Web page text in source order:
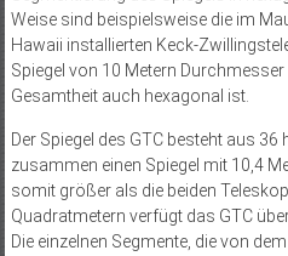
Weise sind beispielsweise die im
Hawaii installierten Keck-
Spiegel von 10 Metern
Gesamtheit auch hexagonal ist.
Der Spiegel des GTC besteht aus
zusammen einen Spiegel mit 10,4
somit größer als die beiden
Quadratmetern verfügt das GTC
Die einzelnen Segmente, die von